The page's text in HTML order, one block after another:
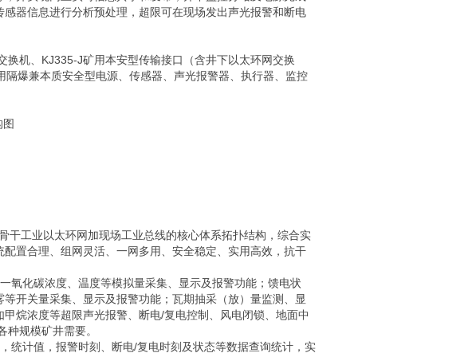
器信息进行分析预处理，超限可在现场发出声光报警和断电
机、KJ335-J矿用本安型传输接口（含井下以太环网交换
爆兼本质安全型电源、传感器、声光报警器、执行器、监控
工业以太环网加现场工业总线的核心体系拓扑结构，综合实
置合理、组网灵活、一网多用、安全稳定、实用高效，抗干
化碳浓度、温度等模拟量采集、显示及报警功能；馈电状
开关量采集、显示及报警功能；瓦期抽采（放）量监测、显
烷浓度等超限声光报警、断电/复电控制、风电闭锁、地面中
规模矿井需要。
计值，报警时刻、断电/复电时刻及状态等数据查询统计，实